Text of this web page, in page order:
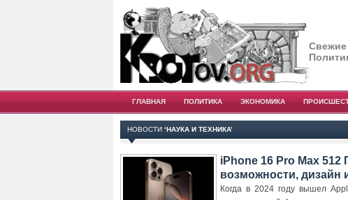
Свежие
ГЛАВНАЯ ПОЛИТИКА ЭКОНОМИКА
НОВОСТИ ‘НАУКА И ТЕХНИКА’
iPhone 16 Pro Max
возможности, дизайн
Когда в 2024 году вышел